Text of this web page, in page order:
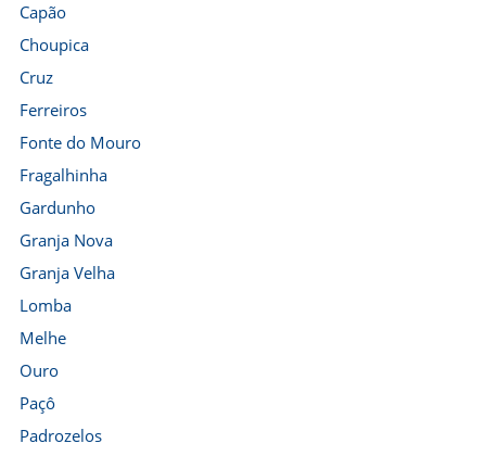
Capão
Choupica
Cruz
Ferreiros
Fonte do Mouro
Fragalhinha
Gardunho
Granja Nova
Granja Velha
Lomba
Melhe
Ouro
Paçô
Padrozelos